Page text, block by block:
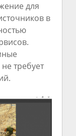
для
в
требует